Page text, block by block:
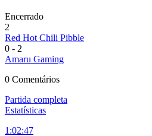
Encerrado
2
Red Hot Chili Pibble
0 - 2
Amaru Gaming
0 Comentários
Partida completa
Estatísticas
1:02:47